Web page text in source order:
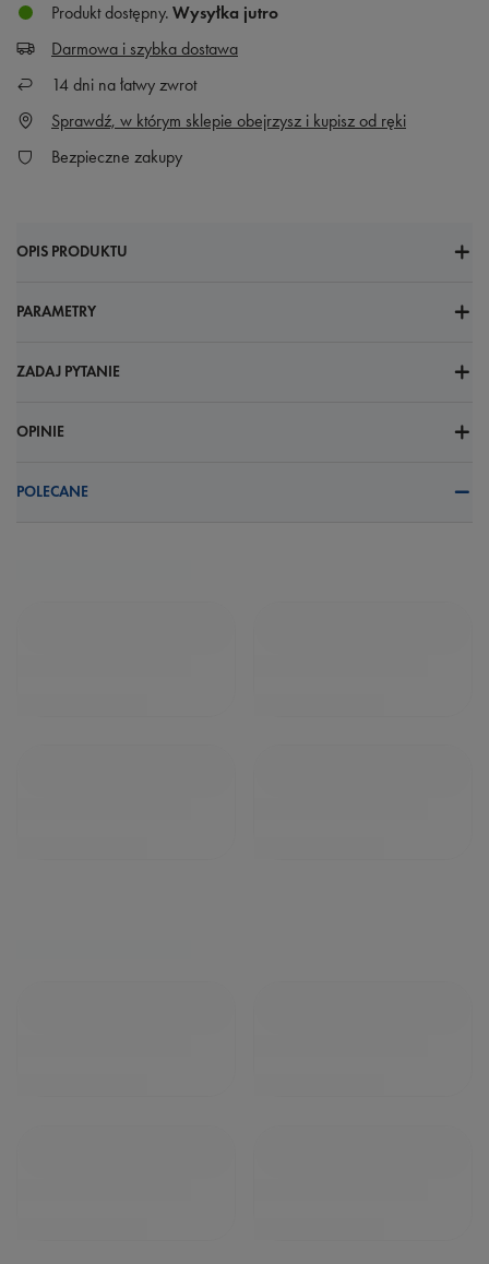
Produkt dostępny Wysyłka jutro
Darmowa i szybka dostawa
14 dni na łatwy zwrot
Sprawdź, w którym sklepie obejrzysz i kupisz od ręki
Bezpieczne zakupy
OPIS PRODUKTU
PARAMETRY
ZADAJ PYTANIE
OPINIE
POLECANE